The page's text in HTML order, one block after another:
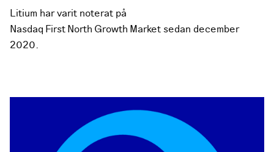
Litium har varit noterat på
Nasdaq First North Growth Market sedan december
2020.